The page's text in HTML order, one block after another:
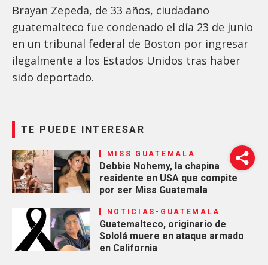
Brayan Zepeda, de 33 años, ciudadano
guatemalteco fue condenado el día 23 de junio
en un tribunal federal de Boston por ingresar
ilegalmente a los Estados Unidos tras haber
sido deportado.
TE PUEDE INTERESAR
MISS GUATEMALA
Debbie Nohemy, la chapina
residente en USA que compite
por ser Miss Guatemala
NOTICIAS-GUATEMALA
Guatemalteco, originario de
Sololá muere en ataque armado
en California